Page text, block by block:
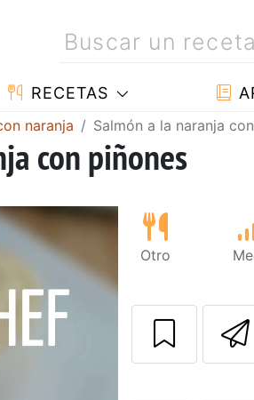
RECETAS
naranja Salmón a la naranja
con piñones
Otro